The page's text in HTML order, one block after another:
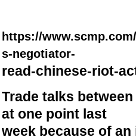
https://
s-negotiator-
read-chinese-riot-
Trade talks
at one point last
week because of